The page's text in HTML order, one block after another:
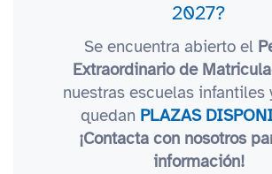
2027?
Se encuentra abierto el
Extraordinario de
nuestras escuelas infantiles
quedan PLAZAS
¡Contacta con nosotros
información!